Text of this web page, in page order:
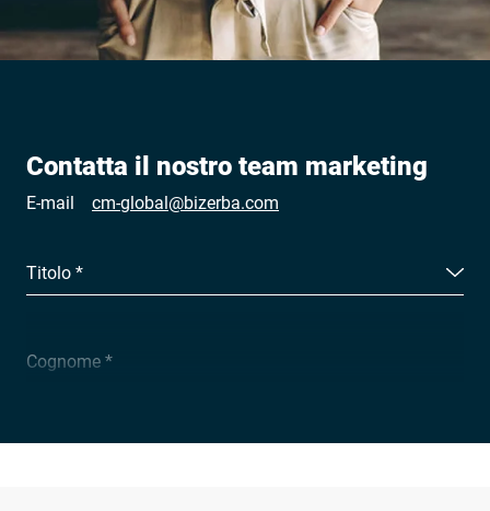
Contatta il nostro team marketing
E-mail cm-global@bizerba.com
Titolo *
Cognome *
Ragione sociale *